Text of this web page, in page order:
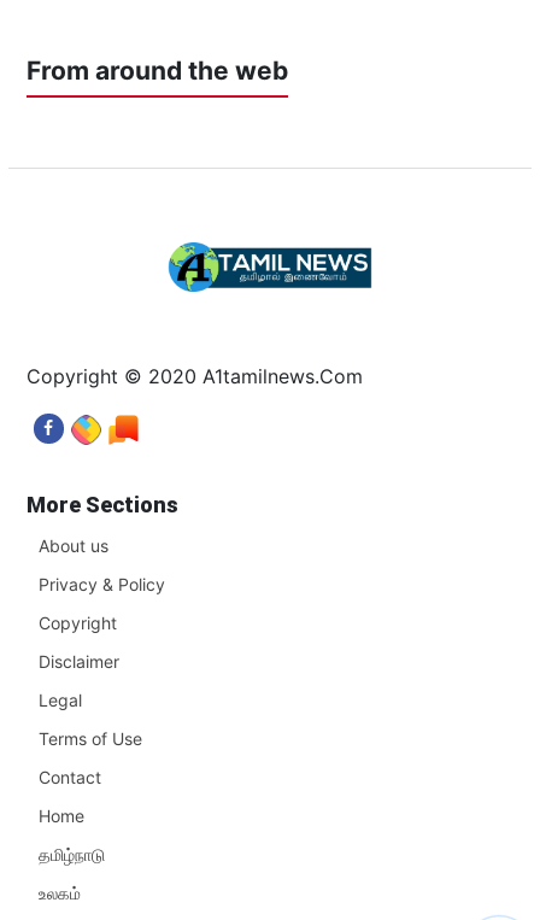
From around the web
Copyright © 2020 A1tamilnews.Com
More Sections
About us
Privacy & Policy
Copyright
Disclaimer
Legal
Terms of Use
Contact
Home
தமிழ்நாடு
உலகம்